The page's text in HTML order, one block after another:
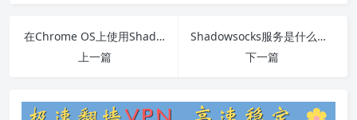
在Chrome OS上使用Shadowsocks的完整教程
上一篇
Shadowsocks服务是什么？使用教程及常见问题解答
下一篇